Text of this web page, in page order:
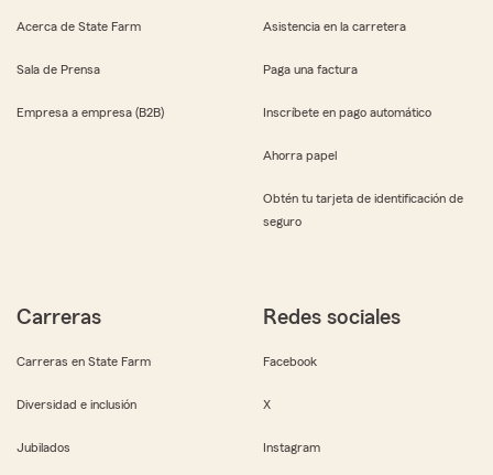
Acerca de State Farm
Sala de Prensa
Empresa a empresa (B2B)
Asistencia en la carretera
Paga una factura
Inscríbete en pago automático
Ahorra papel
Obtén tu tarjeta de identificación de
seguro
Carreras
Carreras en State Farm
Diversidad e inclusión
Jubilados
Redes sociales
Facebook
X
Instagram